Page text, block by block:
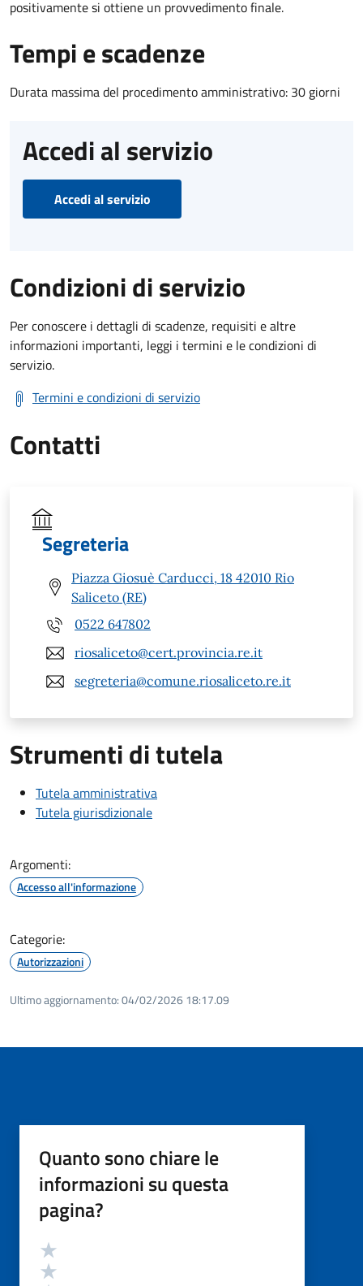
positivamente si ottiene un provvedimento finale.
Tempi e scadenze
Durata massima del procedimento amministrativo: 30 giorni
Accedi al servizio
Accedi al servizio
Condizioni di servizio
Per conoscere i dettagli di scadenze, requisiti e altre
informazioni importanti, leggi i termini e le condizioni di
servizio.
Termini e condizioni di servizio
Contatti
Segreteria
Piazza Giosuè Carducci, 18 42010 Rio
Saliceto (RE)
0522 647802
riosaliceto@cert.provincia.re.it
segreteria@comune.riosaliceto.re.it
Strumenti di tutela
Tutela amministrativa
Tutela giurisdizionale
Argomenti:
Accesso all'informazione
Categorie:
Autorizzazioni
Ultimo aggiornamento:04/02/2026 18:17.09
Quanto sono chiare le
informazioni su questa
pagina?
Valutazione